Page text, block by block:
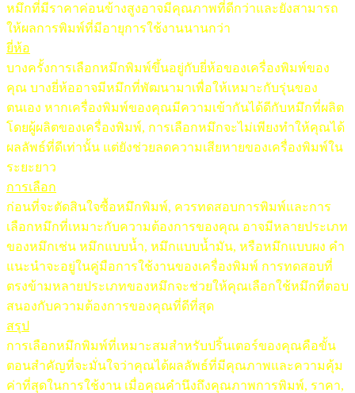
หมึกที่มีราคาค่อนข้างสูงอาจมีคุณภาพที่ดีกว่าและยังสามารถ
ให้ผลการพิมพ์ที่มีอายุการใช้งานนานกว่า
ยี่ห้อ
บางครั้งการเลือกหมึกพิมพ์ขึ้นอยู่กับยี่ห้อของเครื่องพิมพ์ของ
คุณ บางยี่ห้ออาจมีหมึกที่พัฒนามาเพื่อให้เหมาะกับรุ่นของ
ตนเอง หากเครื่องพิมพ์ของคุณมีความเข้ากันได้ดีกับหมึกที่ผลิต
โดยผู้ผลิตของเครื่องพิมพ์, การเลือกหมึกจะไม่เพียงทำให้คุณได้
ผลลัพธ์ที่ดีเท่านั้น แต่ยังช่วยลดความเสียหายของเครื่องพิมพ์ใน
ระยะยาว
การเลือก
ก่อนที่จะตัดสินใจซื้อหมึกพิมพ์, ควรทดสอบการพิมพ์และการ
เลือกหมึกที่เหมาะกับความต้องการของคุณ อาจมีหลายประเภท
ของหมึกเช่น หมึกแบบน้ำ, หมึกแบบน้ำมัน, หรือหมึกแบบผง คำ
แนะนำจะอยู่ในคู่มือการใช้งานของเครื่องพิมพ์ การทดสอบที่
ตรงข้ามหลายประเภทของหมึกจะช่วยให้คุณเลือกใช้หมึกที่ตอบ
สนองกับความต้องการของคุณที่ดีที่สุด
สรุป
การเลือกหมึกพิมพ์ที่เหมาะสมสำหรับปริ้นเตอร์ของคุณคือขั้น
ตอนสำคัญที่จะมั่นใจว่าคุณได้ผลลัพธ์ที่มีคุณภาพและความคุ้ม
ค่าที่สุดในการใช้งาน เมื่อคุณคำนึงถึงคุณภาพการพิมพ์, ราคา,